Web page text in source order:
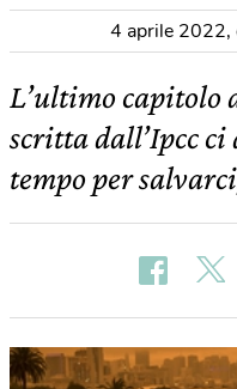
4 aprile 2022,
L’ultimo capitolo
scritta dall’Ipcc
tempo per